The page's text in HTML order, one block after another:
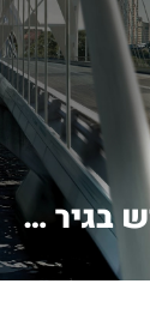
ברצוני לדעת כמה הילוכים יש בגיר אוטומ...